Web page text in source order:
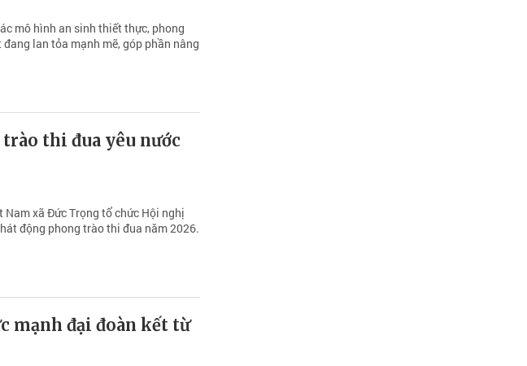
mô hình an sinh thiết thực, phong
lan tỏa mạnh mẽ, góp phần nâng
thi đua yêu nước
Nam xã Đức Trọng tổ chức Hội nghị
động phong trào thi đua năm 2026.
mạnh đại đoàn kết từ